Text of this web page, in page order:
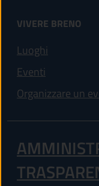
VIVERE BRENO
Luoghi
Eventi
Organizzare un